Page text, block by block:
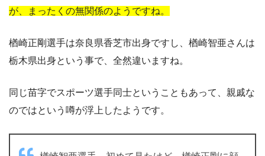
が、まったくの無関係のようですね。
楢崎正剛選手は奈良県香芝市出身ですし、楢崎智亜さんは
栃木県出身という事で、全然違いますね。
同じ苗字でスポーツ選手同士ということもあって、親戚な
のではという噂が浮上したようです。